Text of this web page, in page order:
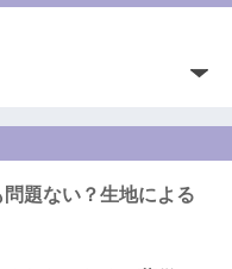
題ない？生地による